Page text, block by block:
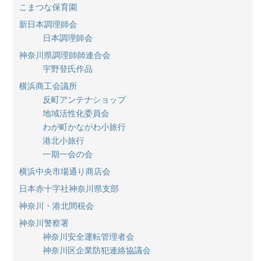
こまつな保育園
新日本調理師会
日本調理師会
神奈川県調理師師連合会
宇野登氏作品
横浜商工会議所
反町アンテナショップ
地域活性化委員会
わが町かながわ小旅行
港北小旅行
一期一会の会
横浜中央市場通り商店会
日本赤十字社神奈川県支部
神奈川・港北間税会
神奈川警察署
神奈川安全運転管理者会
神奈川区企業防犯連絡協議会